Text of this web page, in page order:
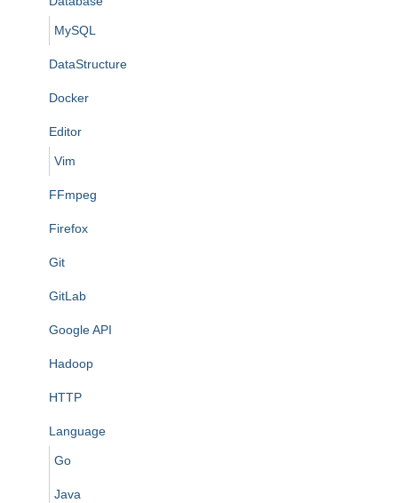
MySQL
DataStructure
Docker
Editor
Vim
FFmpeg
Firefox
Git
GitLab
Google API
Hadoop
HTTP
Language
Go
Java